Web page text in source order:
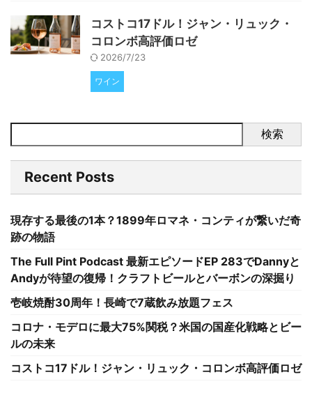
コストコ17ドル！ジャン・リュック・
コロンボ高評価ロゼ
2026/7/23
ワイン
検索
Recent Posts
現存する最後の1本？1899年ロマネ・コンティが繋いだ奇
跡の物語
The Full Pint Podcast 最新エピソードEP 283でDannyと
Andyが待望の復帰！クラフトビールとバーボンの深掘り
壱岐焼酎30周年！長崎で7蔵飲み放題フェス
コロナ・モデロに最大75%関税？米国の国産化戦略とビー
ルの未来
コストコ17ドル！ジャン・リュック・コロンボ高評価ロゼ